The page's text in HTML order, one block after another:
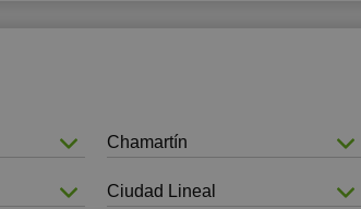
Chamartín
Ciudad Lineal